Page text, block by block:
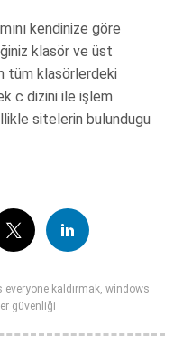
kendinize göre
klasör ve üst
tüm klasörlerdeki
c dizini ile işlem
sitelerin bulundugu
everyone kaldırmak, windows
güvenliği